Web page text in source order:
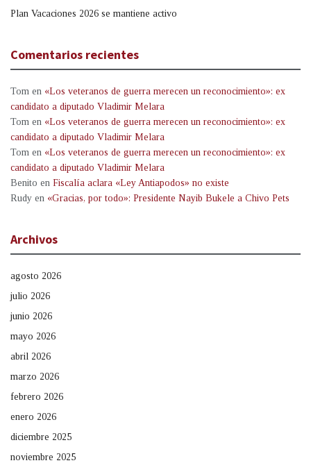
Plan Vacaciones 2026 se mantiene activo
Comentarios recientes
Tom en «Los veteranos de guerra merecen un reconocimiento»: ex
candidato a diputado Vladimir Melara
Tom en «Los veteranos de guerra merecen un reconocimiento»: ex
candidato a diputado Vladimir Melara
Tom en «Los veteranos de guerra merecen un reconocimiento»: ex
candidato a diputado Vladimir Melara
Benito en Fiscalía aclara «Ley Antiapodos» no existe
Rudy en «Gracias, por todo»: Presidente Nayib Bukele a Chivo Pets
Archivos
agosto 2026
julio 2026
junio 2026
mayo 2026
abril 2026
marzo 2026
febrero 2026
enero 2026
diciembre 2025
noviembre 2025